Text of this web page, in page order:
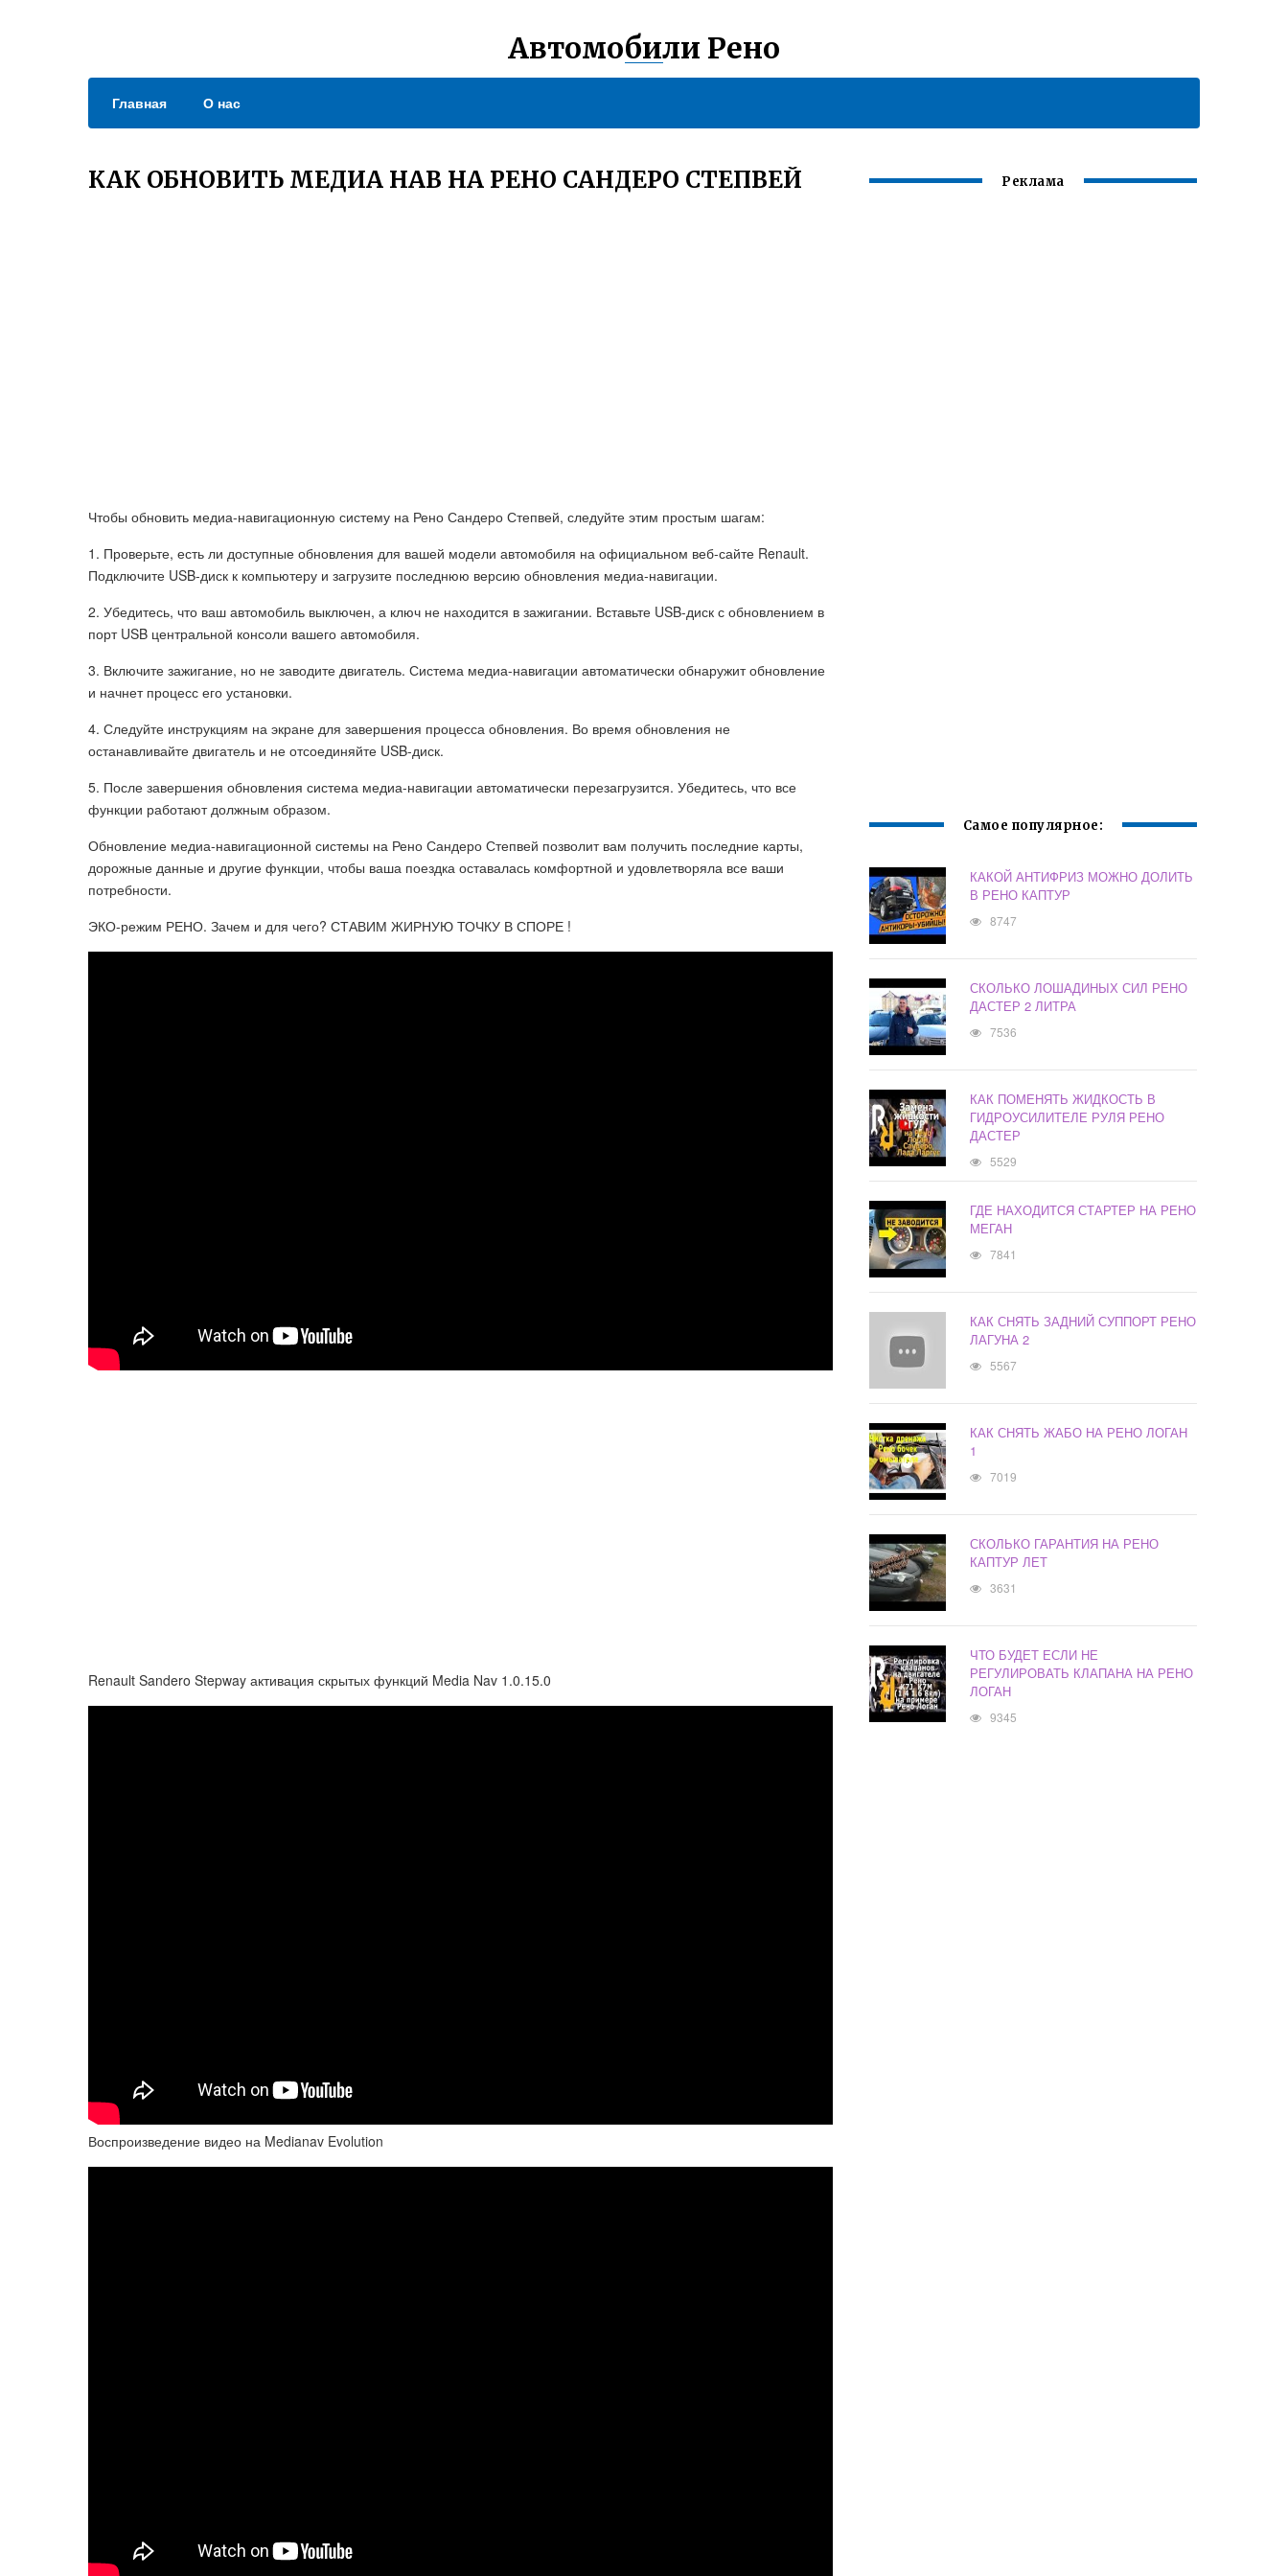
Автомобили Рено
Главная О нас
КАК ОБНОВИТЬ МЕДИА НАВ НА РЕНО САНДЕРО СТЕПВЕЙ
Чтобы обновить медиа-навигационную систему на Рено Сандеро Степвей, следуйте этим простым шагам:
1. Проверьте, есть ли доступные обновления для вашей модели автомобиля на официальном веб-сайте Renault.
Подключите USB-диск к компьютеру и загрузите последнюю версию обновления медиа-навигации.
2. Убедитесь, что ваш автомобиль выключен, а ключ не находится в зажигании. Вставьте USB-диск с обновлением в
порт USB центральной консоли вашего автомобиля.
3. Включите зажигание, но не заводите двигатель. Система медиа-навигации автоматически обнаружит обновление
и начнет процесс его установки.
4. Следуйте инструкциям на экране для завершения процесса обновления. Во время обновления не
останавливайте двигатель и не отсоединяйте USB-диск.
5. После завершения обновления система медиа-навигации автоматически перезагрузится. Убедитесь, что все
функции работают должным образом.
Обновление медиа-навигационной системы на Рено Сандеро Степвей позволит вам получить последние карты,
дорожные данные и другие функции, чтобы ваша поездка оставалась комфортной и удовлетворяла все ваши
потребности.
ЭКО-режим РЕНО. Зачем и для чего? СТАВИМ ЖИРНУЮ ТОЧКУ В СПОРЕ !
Renault Sandero Stepway активация скрытых функций Media Nav 1.0.15.0
Воспроизведение видео на Medianav Evolution
Реклама
Самое популярное:
КАКОЙ АНТИФРИЗ МОЖНО ДОЛИТЬ
В РЕНО КАПТУР
8747
СКОЛЬКО ЛОШАДИНЫХ СИЛ РЕНО
ДАСТЕР 2 ЛИТРА
7536
КАК ПОМЕНЯТЬ ЖИДКОСТЬ В
ГИДРОУСИЛИТЕЛЕ РУЛЯ РЕНО
ДАСТЕР
5529
ГДЕ НАХОДИТСЯ СТАРТЕР НА РЕНО
МЕГАН
7841
КАК СНЯТЬ ЗАДНИЙ СУППОРТ РЕНО
ЛАГУНА 2
5567
КАК СНЯТЬ ЖАБО НА РЕНО ЛОГАН
1
7019
СКОЛЬКО ГАРАНТИЯ НА РЕНО
КАПТУР ЛЕТ
3631
ЧТО БУДЕТ ЕСЛИ НЕ
РЕГУЛИРОВАТЬ КЛАПАНА НА РЕНО
ЛОГАН
9345